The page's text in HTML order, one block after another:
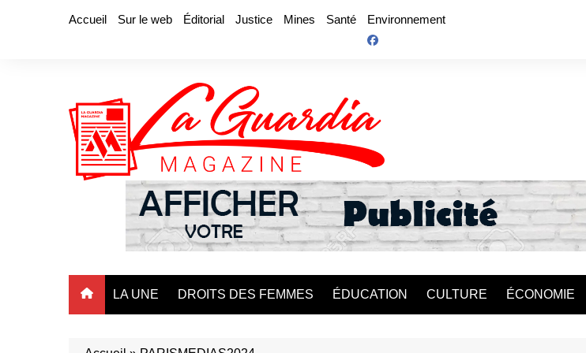
Accueil Sur le web Éditorial Justice Mines Santé Environnement
LA UNE DROITS DES FEMMES ÉDUCATION CULTURE ÉCONOMIE